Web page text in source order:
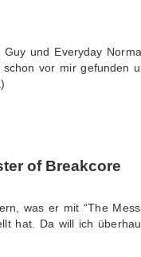
Guy und Everyday
vor mir gefunden
of Breakcore
was er mit “The
hat. Da will ich